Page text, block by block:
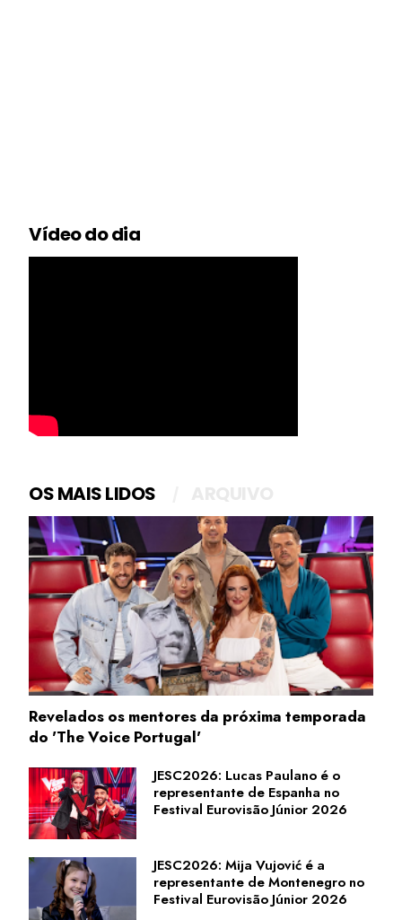
Vídeo do dia
OS MAIS LIDOS
Revelados os mentores da próxima temporada
do 'The Voice Portugal'
JESC2026: Lucas Paulano é o
representante de Espanha no
Festival Eurovisão Júnior 2026
JESC2026: Mija Vujović é a
representante de Montenegro no
Festival Eurovisão Júnior 2026